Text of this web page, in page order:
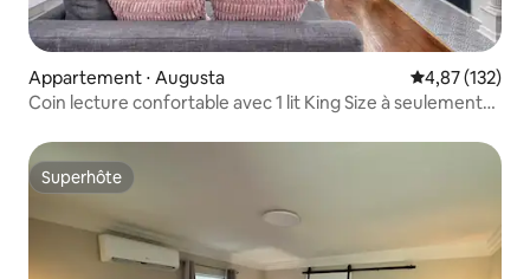
Appartement ⋅ Augusta Évaluation
4,87 (132)
Coin lecture confortable avec 1 lit King Size à seulement
Superhôte
Superhôte